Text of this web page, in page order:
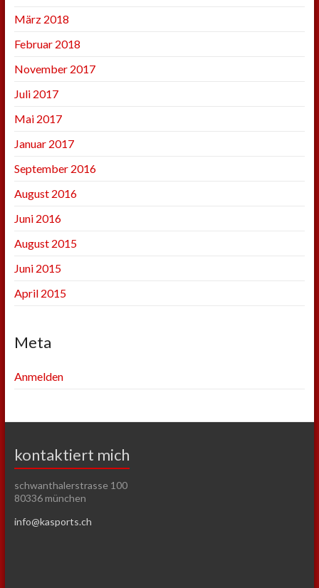
März 2018
Februar 2018
November 2017
Juli 2017
Mai 2017
Januar 2017
September 2016
August 2016
Juni 2016
August 2015
Juni 2015
April 2015
Meta
Anmelden
kontaktiert mich
schwanthalerstrasse 100
80336 münchen
info@kasports.ch